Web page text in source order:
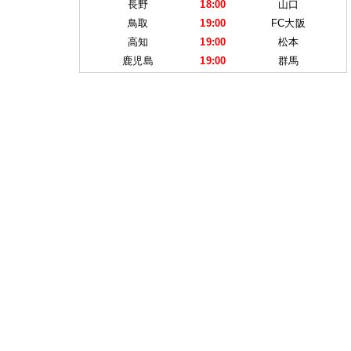
長野
18:00
山口
鳥取
19:00
FC大阪
高知
19:00
松本
鹿児島
19:00 群馬